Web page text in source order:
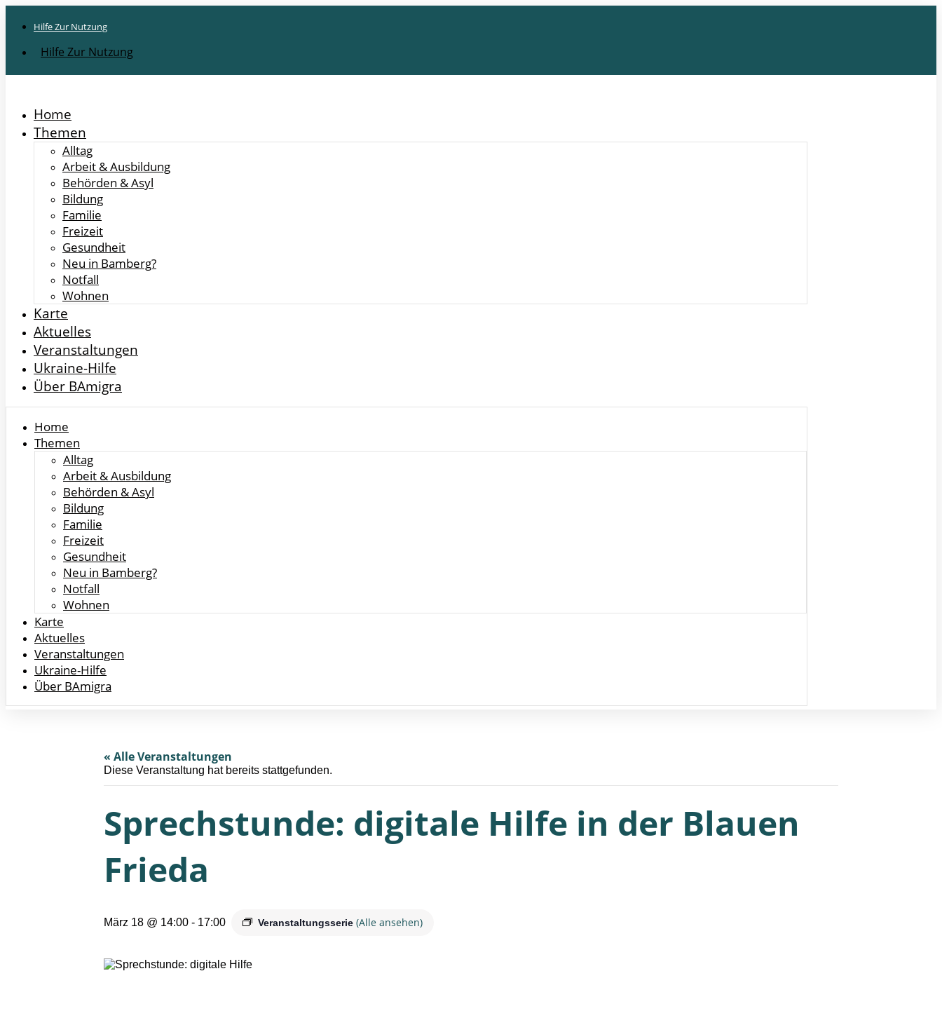
Hilfe Zur Nutzung
Hilfe Zur Nutzung
Home
Themen
Alltag
Arbeit & Ausbildung
Behörden & Asyl
Bildung
Familie
Freizeit
Gesundheit
Neu in Bamberg?
Notfall
Wohnen
Karte
Aktuelles
Veranstaltungen
Ukraine-Hilfe
Über BAmigra
Home
Themen
Alltag
Arbeit & Ausbildung
Behörden & Asyl
Bildung
Familie
Freizeit
Gesundheit
Neu in Bamberg?
Notfall
Wohnen
Karte
Aktuelles
Veranstaltungen
Ukraine-Hilfe
Über BAmigra
« Alle Veranstaltungen
Diese Veranstaltung hat bereits stattgefunden.
Sprechstunde: digitale Hilfe in der Blauen
Frieda
März 18 @ 14:00 - 17:00 Veranstaltungsserie (Alle ansehen)